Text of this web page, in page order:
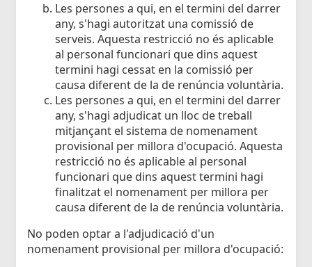
Les persones a qui, en el termini del darrer
any, s'hagi autoritzat una comissió de
serveis. Aquesta restricció no és aplicable
al personal funcionari que dins aquest
termini hagi cessat en la comissió per
causa diferent de la de renúncia voluntària.
Les persones a qui, en el termini del darrer
any, s'hagi adjudicat un lloc de treball
mitjançant el sistema de nomenament
provisional per millora d'ocupació. Aquesta
restricció no és aplicable al personal
funcionari que dins aquest termini hagi
finalitzat el nomenament per millora per
causa diferent de la de renúncia voluntària.
No poden optar a l'adjudicació d'un
nomenament provisional per millora d'ocupació: